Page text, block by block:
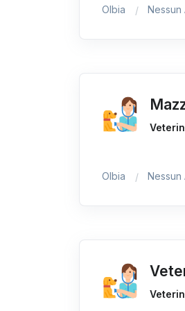
Olbia Nessun
Olbia Nessun